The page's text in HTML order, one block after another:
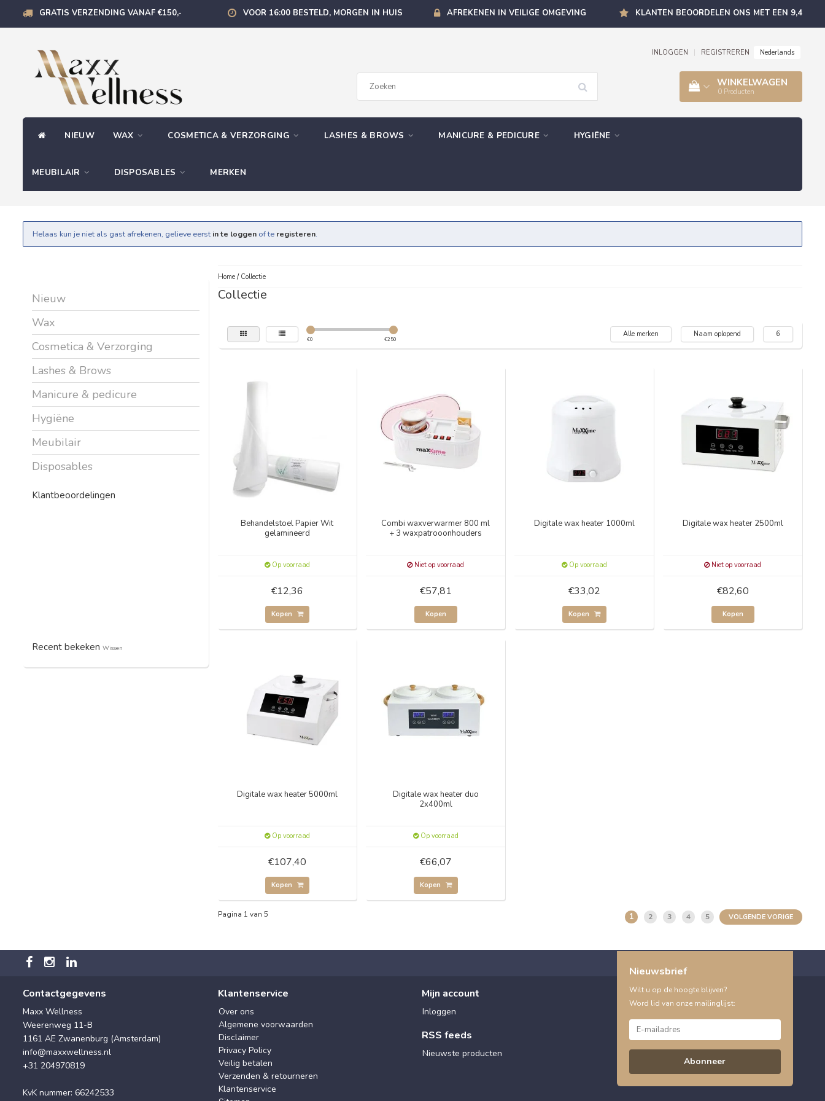
GRATIS VERZENDING VANAF €150,- VOOR 16:00 BESTELD, MORGEN IN HUIS AFREKENEN IN VEILIGE OMGEVING KLANTEN BEOORDELEN ONS MET EEN 9,4
INLOGGEN REGISTREREN Nederlands
WINKELWAGEN
0 Producten
NIEUW WAX COSMETICA & VERZORGING LASHES & BROWS MANICURE & PEDICURE HYGIËNE
MEUBILAIR DISPOSABLES MERKEN
Helaas kun je niet als gast afrekenen, gelieve eerst in te loggen of te registeren.
Nieuw
Wax
Cosmetica & Verzorging
Lashes & Brows
Manicure & pedicure
Hygiëne
Meubilair
Disposables
Klantbeoordelingen
Recent bekeken Wissen
Home/ Collectie
Collectie
€0 €250
Alle merken Naam oplopend 6
Behandelstoel Papier Wit
gelamineerd
Op voorraad
€12,36
Kopen
Combi waxverwarmer 800 ml
+ 3 waxpatrooonhouders
Niet op voorraad
€57,81
Kopen
Digitale wax heater 1000ml
Op voorraad
€33,02
Kopen
Digitale wax heater 2500ml
Niet op voorraad
€82,60
Kopen
Digitale wax heater 5000ml
Op voorraad
€107,40
Kopen
Digitale wax heater duo
2x400ml
Op voorraad
€66,07
Kopen
Pagina 1 van 5 1 2 3 4 5 VOLGENDE VORIGE
Contactgegevens
Maxx Wellness
Weerenweg 11-B
1161 AE Zwanenburg (Amsterdam)
info@maxxwellness.nl
+31 204970819
KvK nummer: 66242533
Klantenservice
Over ons
Algemene voorwaarden
Disclaimer
Privacy Policy
Veilig betalen
Verzenden & retourneren
Klantenservice
Mijn account
Inloggen
RSS feeds
Nieuwste producten
Nieuwsbrief
Wilt u op de hoogte blijven?
Word lid van onze mailinglijst:
Abonneer